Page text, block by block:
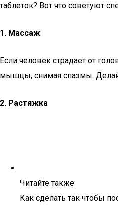
таблеток? Вот что советуют
1. Массаж
Если человек страдает от
мышцы, снимая спазмы.
2. Растяжка
Читайте также:
Как сделать так чтобы